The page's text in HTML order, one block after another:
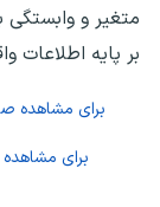
متغیر و وابستگی
بر پایه اطلاعات
برای مشاهده
برای